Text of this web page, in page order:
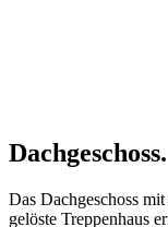
Dachgeschoss.
Das Dachgeschoss
gelöste Treppenhaus